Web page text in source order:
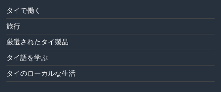
タイで働く
旅行
厳選されたタイ製品
タイ語を学ぶ
タイのローカルな生活